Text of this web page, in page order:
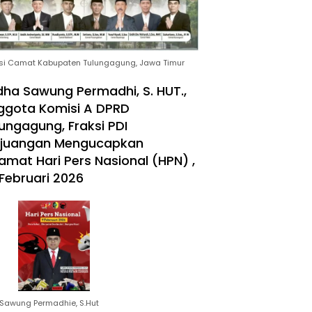
Camat Kabupaten Tulungagung, Jawa Timur
Sawung Permadhi, S. HUT.,
Komisi A DPRD
Fraksi PDI
Mengucapkan
Hari Pers Nasional (HPN) ,
2026
Permadhie, S.Hut